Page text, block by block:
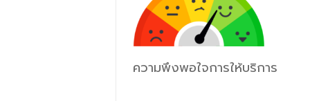
ความพึงพอใจการให้บริการ